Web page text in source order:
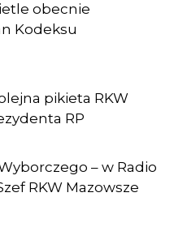
obecnie
Kodeksu
pikieta RKW
RP
– w Radio
RKW Mazowsze